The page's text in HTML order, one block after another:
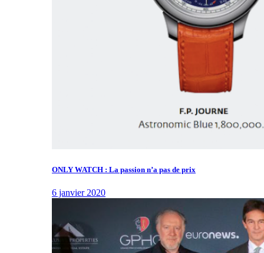
ONLY WATCH : La passion n’a pas de prix
6 janvier 2020